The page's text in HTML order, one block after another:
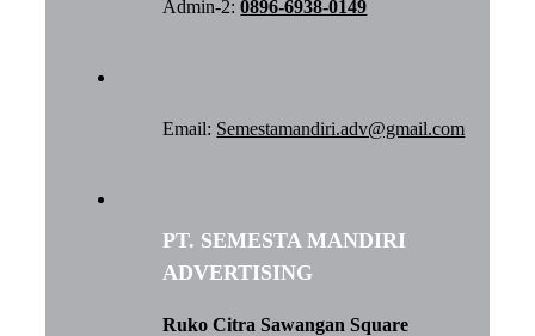
Admin-2:0896-6938-0149
Email: Semestamandiri.adv@gmail.com
PT. SEMESTA MANDIRI
ADVERTISING
Ruko Citra Sawangan Square